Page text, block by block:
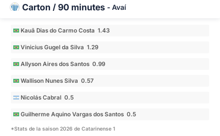
Carton / 90 minutes - Avaí
Kauã Dias do Carmo Costa 1.43
Vinicius Gugel da Silva 1.29
Allyson Aires dos Santos 0.99
Wallison Nunes Silva 0.57
Nicolás Cabral 0.5
Guilherme Aquino Vargas dos Santos 0.5
*Stats de la saison 2026 de Catarinense 1